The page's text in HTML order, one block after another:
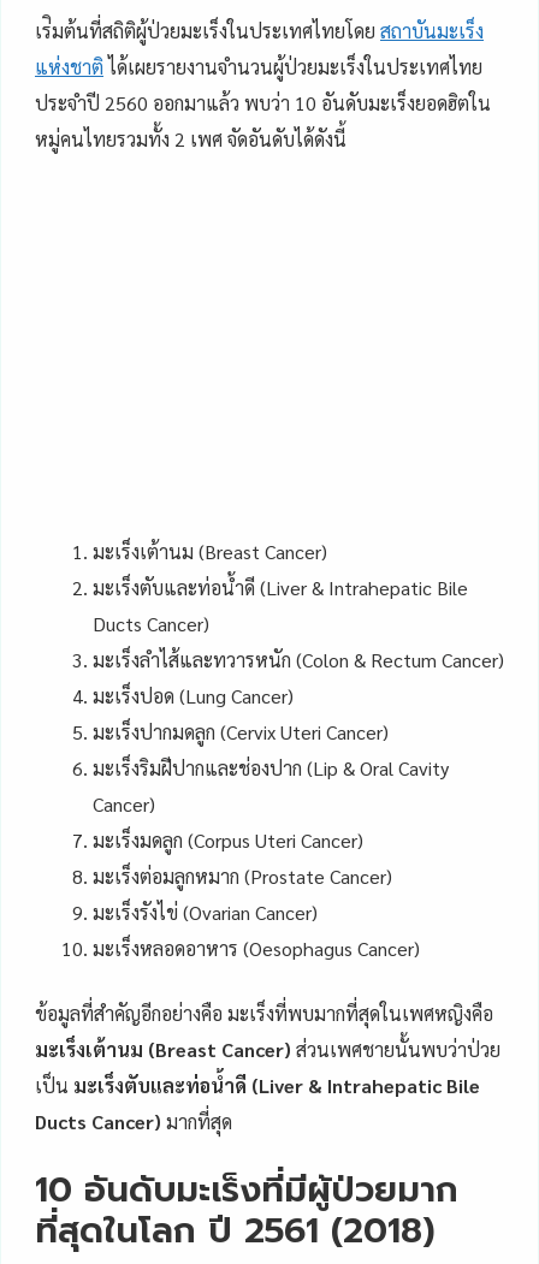
เร่ิมต้นที่สถิติผู้ป่วยมะเร็งในประเทศไทยโดย สถาบันมะเร็ง
แห่งชาติได้เผยรายงานจำนวนผู้ป่วยมะเร็งในประเทศไทย
ประจำปี 2560 ออกมาแล้ว พบว่า 10 อันดับมะเร็งยอดฮิตใน
หมู่คนไทยรวมทั้ง 2 เพศ จัดอันดับได้ดังนี้
มะเร็งเต้านม (Breast Cancer)
มะเร็งตับและท่อน้ำดี (Liver & Intrahepatic Bile
Ducts Cancer)
มะเร็งลำไส้และทวารหนัก (Colon & Rectum Cancer)
มะเร็งปอด (Lung Cancer)
มะเร็งปากมดลูก (Cervix Uteri Cancer)
มะเร็งริมฝีปากและช่องปาก (Lip & Oral Cavity
Cancer)
มะเร็งมดลูก (Corpus Uteri Cancer)
มะเร็งต่อมลูกหมาก (Prostate Cancer)
มะเร็งรังไข่ (Ovarian Cancer)
มะเร็งหลอดอาหาร (Oesophagus Cancer)
ข้อมูลที่สำคัญอีกอย่างคือ มะเร็งที่พบมากที่สุดในเพศหญิงคือ
มะเร็งเต้านม (Breast Cancer) ส่วนเพศชายนั้นพบว่าป่วย
เป็น มะเร็งตับและท่อน้ำดี (Liver & Intrahepatic Bile
Ducts Cancer) มากที่สุด
10 อันดับมะเร็งที่มีผู้ป่วยมาก
ที่สุดในโลก ปี 2561 (2018)